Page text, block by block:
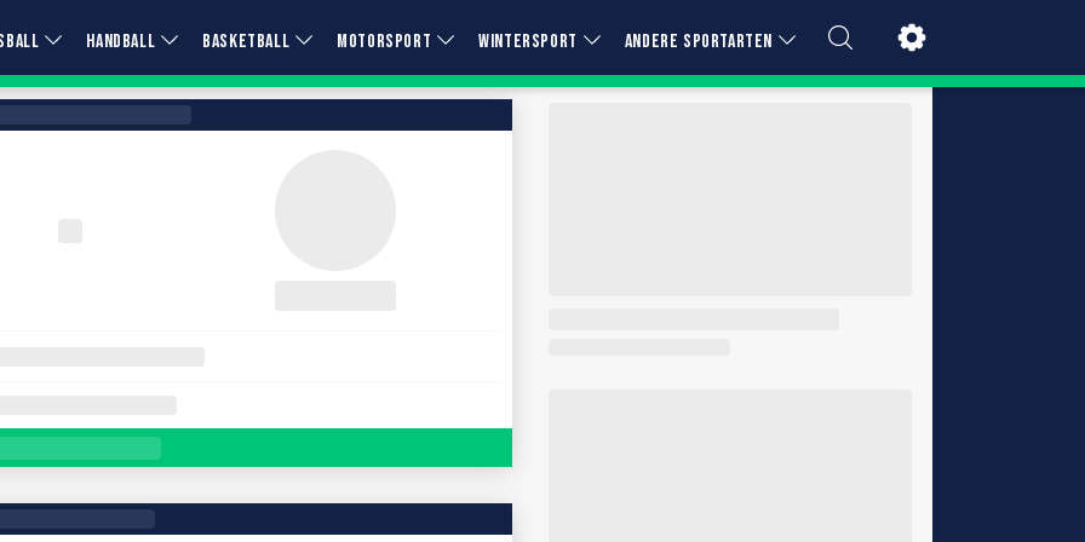
HANDBALL BASKETBALL MOTORSPORT WINTERSPORT ANDERE SPORTARTEN